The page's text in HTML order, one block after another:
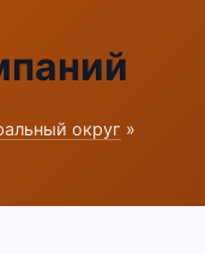
округ »